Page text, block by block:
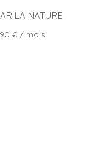
LA NATURE
€/ mois